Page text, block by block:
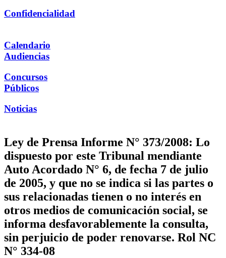
Confidencialidad
Calendario
Audiencias
Concursos
Públicos
Noticias
Ley de Prensa Informe N° 373/2008: Lo
dispuesto por este Tribunal mendiante
Auto Acordado N° 6, de fecha 7 de julio
de 2005, y que no se indica si las partes o
sus relacionadas tienen o no interés en
otros medios de comunicación social, se
informa desfavorablemente la consulta,
sin perjuicio de poder renovarse. Rol NC
N° 334-08